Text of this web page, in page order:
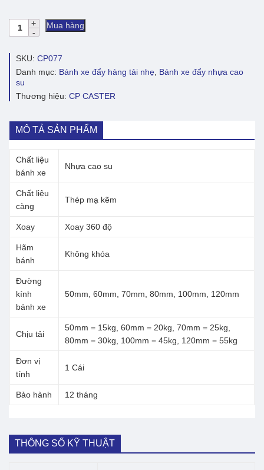
Bánh
xe
nhựa
su
CP077
xoay
số
lượng
Mua hàng
SKU: CP077
Danh mục: Bánh xe đẩy hàng tải nhẹ, Bánh xe đẩy nhựa cao
su
Thương hiệu: CP CASTER
MÔ TẢ SẢN PHẨM
Chất liệu
bánh xe
Nhựa cao su
Chất liệu
càng
Thép mạ kẽm
Xoay Xoay 360 độ
Hãm
bánh
Không khóa
Đường
kính
bánh xe
50mm, 60mm, 70mm, 80mm, 100mm, 120mm
Chịu tải
50mm = 15kg, 60mm = 20kg, 70mm = 25kg,
80mm = 30kg, 100mm = 45kg, 120mm = 55kg
Đơn vị
tính
1 Cái
Bảo hành 12 tháng
THÔNG SỐ KỸ THUẬT